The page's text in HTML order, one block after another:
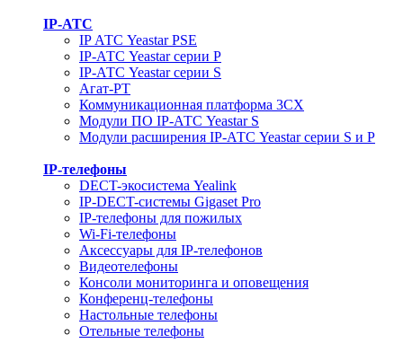
IP-АТС
IP АТС Yeastar PSE
IP-АТС Yeastar серии P
IP-АТС Yeastar серии S
Агат-РТ
Коммуникационная платформа 3CX
Модули ПО IP-АТС Yeastar S
Модули расширения IP-АТС Yeastar серии S и P
IP-телефоны
DECT-экосистема Yealink
IP-DECT-системы Gigaset Pro
IP-телефоны для пожилых
Wi-Fi-телефоны
Аксессуары для IP-телефонов
Видеотелефоны
Консоли мониторинга и оповещения
Конференц-телефоны
Настольные телефоны
Отельные телефоны